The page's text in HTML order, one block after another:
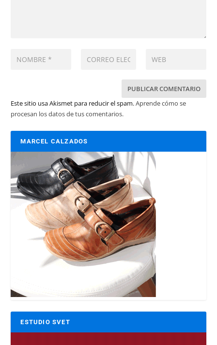
Este sitio usa Akismet para reducir el spam.Aprende cómo se
procesan los datos de tus comentarios.
MARCEL CALZADOS
ESTUDIO SVET